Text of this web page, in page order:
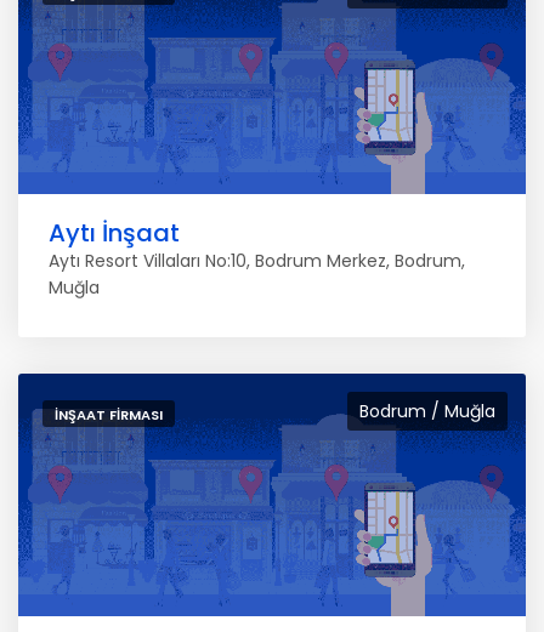
Aytı İnşaat
Aytı Resort Villaları No:10, Bodrum Merkez, Bodrum,
Muğla
Bodrum / Muğla
İNŞAAT FIRMASI